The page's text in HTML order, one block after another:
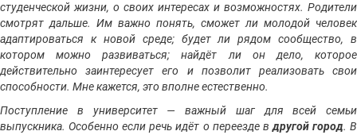
студенческой жизни, о своих интересах и возможностях. Родители
смотрят дальше. Им важно понять, сможет ли молодой человек
адаптироваться к новой среде; будет ли рядом сообщество, в
котором можно развиваться; найдёт ли он дело, которое
действительно заинтересует его и позволит реализовать свои
способности. Мне кажется, это вполне естественно.
Поступление в университет — важный шаг для всей семьи
выпускника. Особенно если речь идёт о переезде вдругой город. В